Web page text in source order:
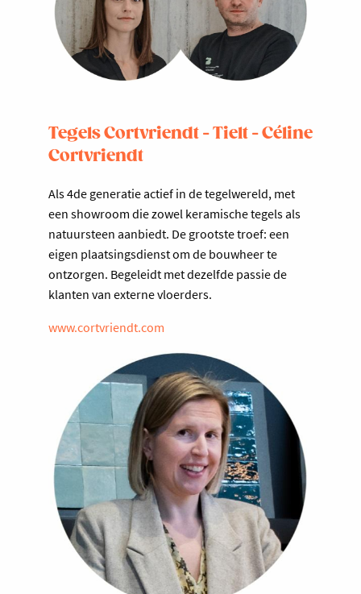
Tegels Cortvriendt - Tielt - Céline
Cortvriendt
Als 4de generatie actief in de tegelwereld, met
een showroom die zowel keramische tegels als
natuursteen aanbiedt. De grootste troef: een
eigen plaatsingsdienst om de bouwheer te
ontzorgen. Begeleidt met dezelfde passie de
klanten van externe vloerders.
www.cortvriendt.com